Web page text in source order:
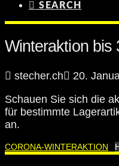
SEARCH
Winteraktion bis
stecher.ch 20.
Schauen Sie sich die
für bestimmte
an.
CORONA-WINTERAKTION